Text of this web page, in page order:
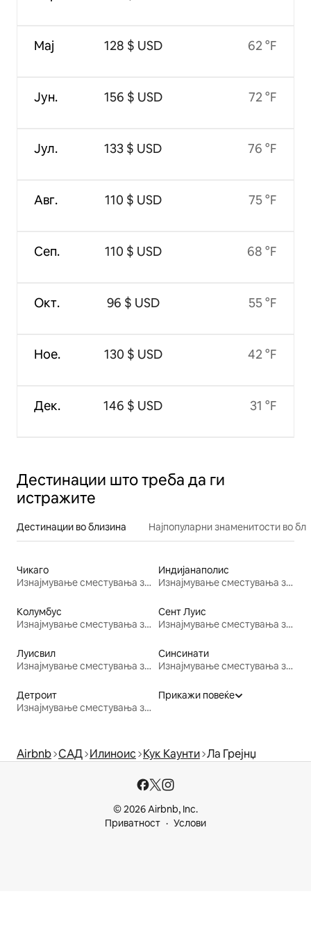
Мај
Јун.
Јул.
Авг.
Сеп.
Окт.
Ное.
Дек.
128 $ USD
156 $ USD
133 $ USD
110 $ USD
110 $ USD
96 $ USD
130 $ USD
146 $ USD
62 °F
72 °F
76 °F
75 °F
68 °F
55 °F
42 °F
31 °F
Дестинации што треба да ги
истражите
Дестинации во близина Најпопуларни знаменитости во
Чикаго
Изнајмување сместувања за одмор
Индијанаполис
Изнајмување сместувања за одмор
Колумбус
Изнајмување сместувања за одмор
Сент Луис
Изнајмување сместувања за одмор
Луисвил
Изнајмување сместувања за одмор
Синсинати
Изнајмување сместувања за одмор
Детроит
Изнајмување сместувања за одмор
Прикажи повеќе
Airbnb САД Илиноис Кук Каунти Ла Грејнџ
© 2026 Airbnb, Inc.
Приватност
Услови